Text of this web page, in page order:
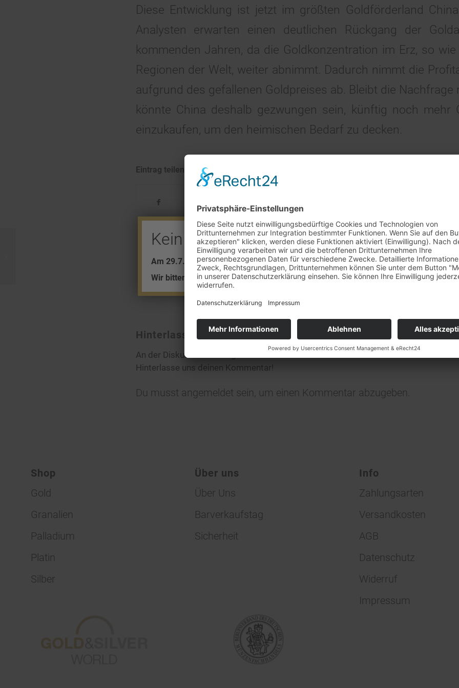
Diese Entwicklung ist jetzt im größten Goldförderland
Analysten erwarten einen deutlichen Rückgang der
kommenden Jahren, da die Goldkonzentration im Erz, so
Regionen der Welt, weiter abnimmt. Dadurch nimmt die
aufgrund des gefallenen Goldpreises ab. Bleibt die Nachfrage
könnte China deshalb gezwungen sein, künftig noch mehr
einzukaufen, um den heimischen Bedarf zu decken.
Eintrag teilen
Hinterlasse einen Kommentar
An der Diskussion beteiligen?
Hinterlasse uns deinen Kommentar!
Du musst angemeldet sein, um einen Kommentar abzugeben.
Shop
Gold
Granalien
Palladium
Platin
Silber
Über uns
Über Uns
Barverkaufstag
Sicherheit
Info
Zahlungsarten
Versandkosten
AGB
Datenschutz
Widerruf
Impressum
Kein Barverkaufstag am 29.7. + 5.8.
Am 29.7. + 5.8. findet unser Barverkaufstag in Rheinstetten leider nicht statt.
Wir bitten um Ihr Verständnis!